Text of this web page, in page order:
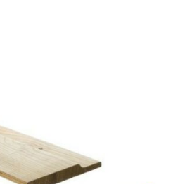
Bezorgen in